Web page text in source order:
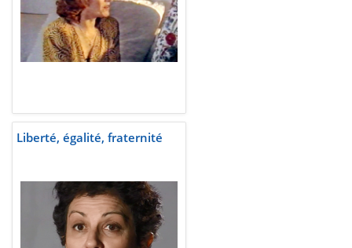
Liberté, égalité, fraternité